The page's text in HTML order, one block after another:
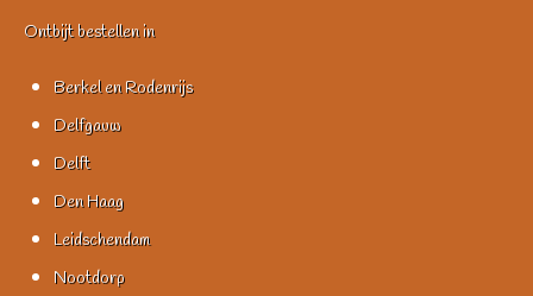
Ontbijt bestellen in
Berkel en Rodenrijs
Delfgauw
Delft
Den Haag
Leidschendam
Nootdorp